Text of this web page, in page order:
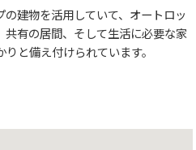
建物を活用していて、オートロッ
有の居間、そして生活に必要な家
と備え付けられています。